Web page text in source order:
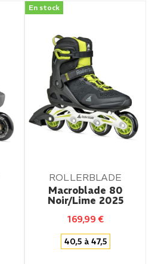
En stock
ROLLERBLADE
Macroblade 80
Noir/Lime 2025
169,99€
40,5 à 47,5